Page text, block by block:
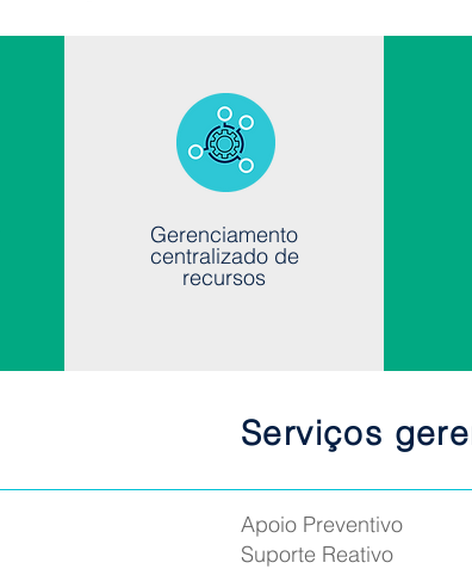
Gerenciamento
centralizado de
recursos
Serviços
Apoio Preventivo
Suporte Reativo